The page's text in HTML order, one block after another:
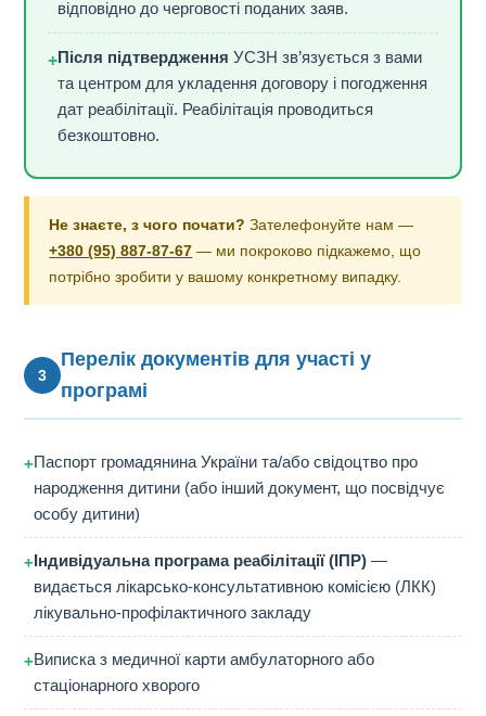
відповідно до черговості поданих заяв.
+Після підтвердження УСЗН зв’язується з вами
та центром для укладення договору і погодження
дат реабілітації. Реабілітація проводиться
безкоштовно.
Не знаєте, з чого почати? Зателефонуйте нам —
+380 (95) 887-87-67 — ми покроково підкажемо, що
потрібно зробити у вашому конкретному випадку.
3
Перелік документів для участі у
програмі
+Паспорт громадянина України та/або свідоцтво про
народження дитини (або інший документ, що посвідчує
особу дитини)
+ Індивідуальна програма реабілітації (ІПР) —
видається лікарсько-консультативною комісією (ЛКК)
лікувально-профілактичного закладу
+Виписка з медичної карти амбулаторного або
стаціонарного хворого